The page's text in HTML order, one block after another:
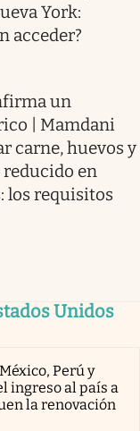
York:
acceder?
un
| Mamdani
carne, huevos y
reducido en
los requisitos
Unidos
Perú y
ingreso al país a
la renovación